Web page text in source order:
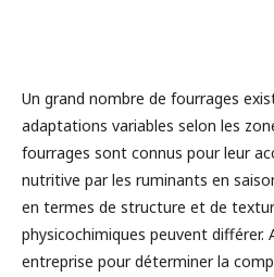
Un grand nombre de fourrages
adaptations variables selon les
fourrages sont connus pour leur
nutritive par les ruminants en
en termes de structure et de
physicochimiques peuvent
entreprise pour déterminer la